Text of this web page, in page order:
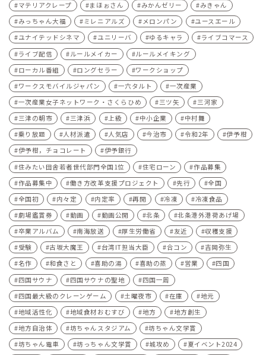
マテリアクレープ
まほぉさん みかんゼリー
みきゃん
みっちゃん大福
ミレニアルズ メロンパン
ユースエール
ユナイテッドシネマ
ユニリーバ ゆるキャラ
ライブコマース
ライブ配信
ルールメイカー
ルールメイキング
ローカル番組
ロングセラー
ワークショップ
ワークスモバイルジャパン
一六タルト
一次産業
一次産業女子ネットワーク・さくらひめ
三ツ矢
三河家
三津の朝市
三津浜 上級 中小企業
中村舞
乗り放題
人材派遣 人気店 今治市 令和2年
伊予柑
伊予柑，チョコレート
伊予銀行
住みたい田舎若者世代部門全国1位
住宅ローン
作品募集
作品募集中
働き方改革支援プロジェクト 先行
全国
全国初
内々定 内定率 再開 冷凍
冷凍食品
劇場鑑賞券
動画 動画公開 北条
北条港外港荷あげ場
卒業アルバム
南海放送 厚生労働省 友近
収穫支援
受験
古坂大魔王 台湾IT担当大臣 合コン
吉岡弥生
名作
和食さと 喜助の湯 喜助の蒸 営業
四国
四国サウナ
四国サウナの聖地
四国一周
四国最大級のクレーンゲーム
土曜夜市 在庫
地元
地域活性化
地域食材おむすび 地方
地方創生
地方自治体
坊ちゃんスタジアム
坊ちゃん文学賞
坊ちゃん電車
坊っちゃん文学賞 城攻め
夏イベント2024